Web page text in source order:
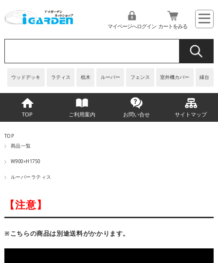
ウッドデッキ ラティス 枕木 ルーバー フェンス 室外機カバー 縁台
マイページへログイン カートをみる
TOP ご利用案内 お問い合せ サイトマップ
TOP
商品一覧
W900×H1750
ルーバーラティス
【注意】
※こちらの商品は別途送料がかかります。